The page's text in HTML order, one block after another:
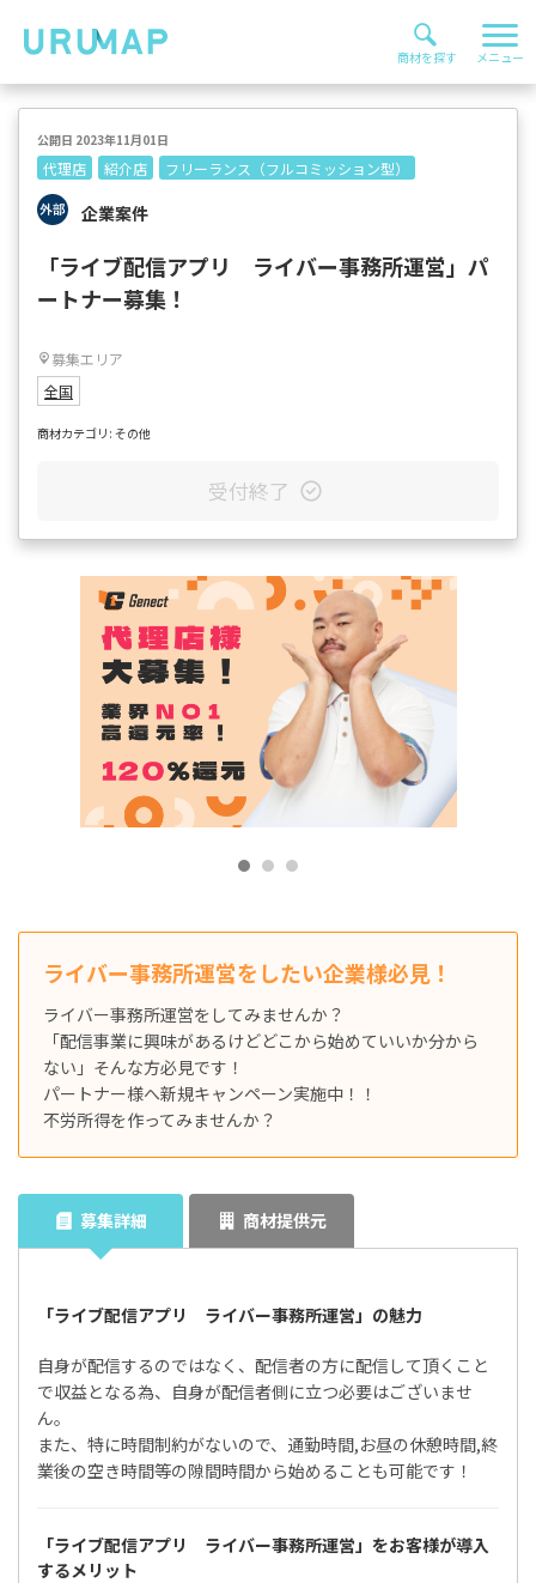
代理店 紹介店 フリーランス（フルコミッション型）
企業案件
公開日 2023年11月01日
「ライブ配信アプリ ライバー事務所運営」パ
ートナー募集！
募集エリア
全国
商材カテゴリ: その他
受付終了
ライバー事務所運営をしたい企業様必見！
ライバー事務所運営をしてみませんか？
「配信事業に興味があるけどどこから始めていいか分から
ない」そんな方必見です！
パートナー様へ新規キャンペーン実施中！！
不労所得を作ってみませんか？
募集詳細 商材提供元
「ライブ配信アプリ ライバー事務所運営」の魅力
自身が配信するのではなく、配信者の方に配信して頂くこと
で収益となる為、自身が配信者側に立つ必要はございませ
ん。
また、特に時間制約がないので、通勤時間,お昼の休憩時間,終
業後の空き時間等の隙間時間から始めることも可能です！
「ライブ配信アプリ ライバー事務所運営」をお客様が導入
するメリット